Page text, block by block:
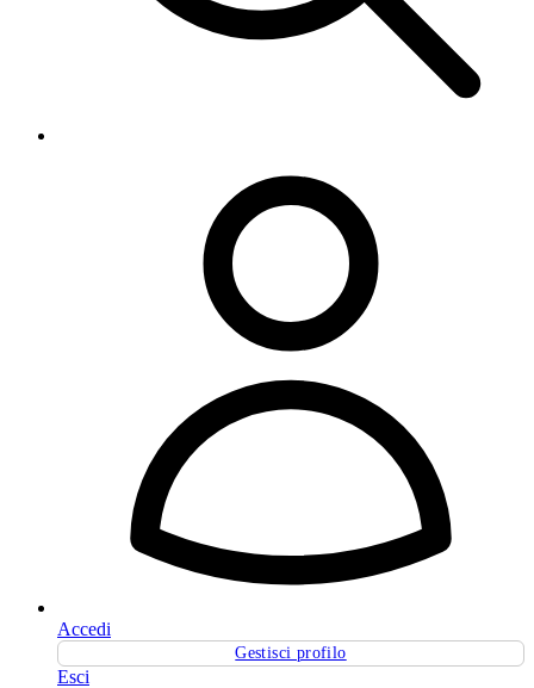
Accedi
Gestisci profilo
Esci